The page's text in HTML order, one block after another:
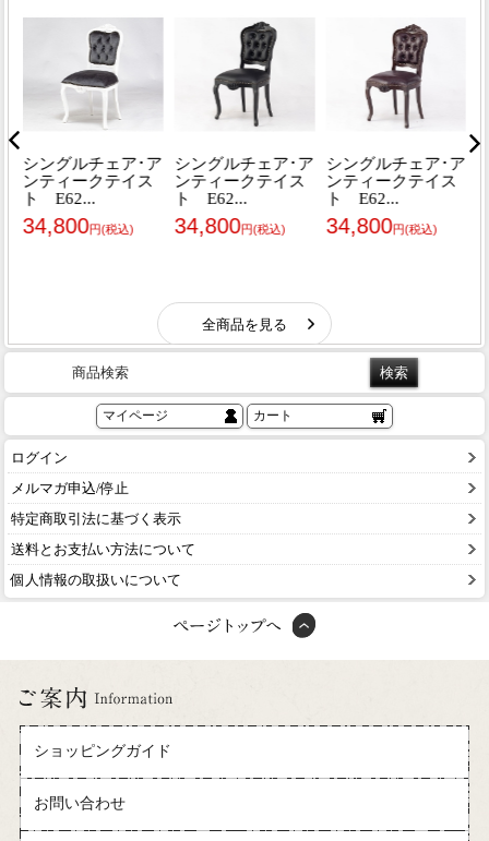
商品検索
マイページ カート
ログイン
メルマガ申込/停止
特定商取引法に基づく表示
送料とお支払い方法について
個人情報の取扱いについて
ショッピングガイド
お問い合わせ